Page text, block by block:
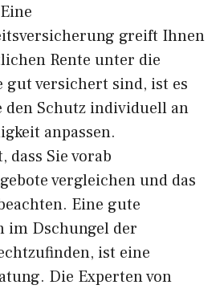
greift Ihnen
Rente unter die
gut versichert sind, ist es
den Schutz individuell an
anpassen.
dass Sie vorab
vergleichen und das
Eine gute
im Dschungel der
ist eine
Die Experten von